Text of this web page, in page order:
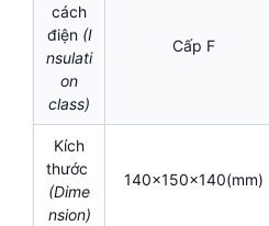
cách
điện (I
nsulati
on
class)
Cấp F
Kích
thước
(Dime
nsion)
140x150x140(mm)